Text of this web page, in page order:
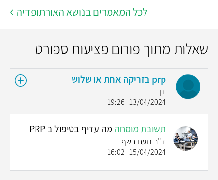
לכל המאמרים בנושא האורתופדיה
שאלות מתוך פורום פציעות ספורט
prp בזריקה אחת או שלוש
דן
13/04/2024 | 19:26
תשובת מומחה מה עדיף בטיפול ב PRP
ד"ר נועם רשף
15/04/2024 | 16:02